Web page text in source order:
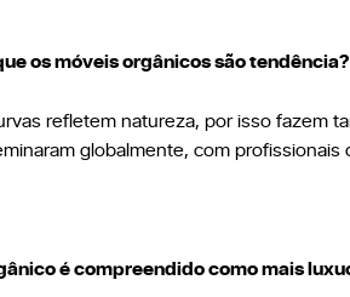
os móveis orgânicos são tendência?
refletem natureza, por isso fazem
globalmente, com
é compreendido como mais